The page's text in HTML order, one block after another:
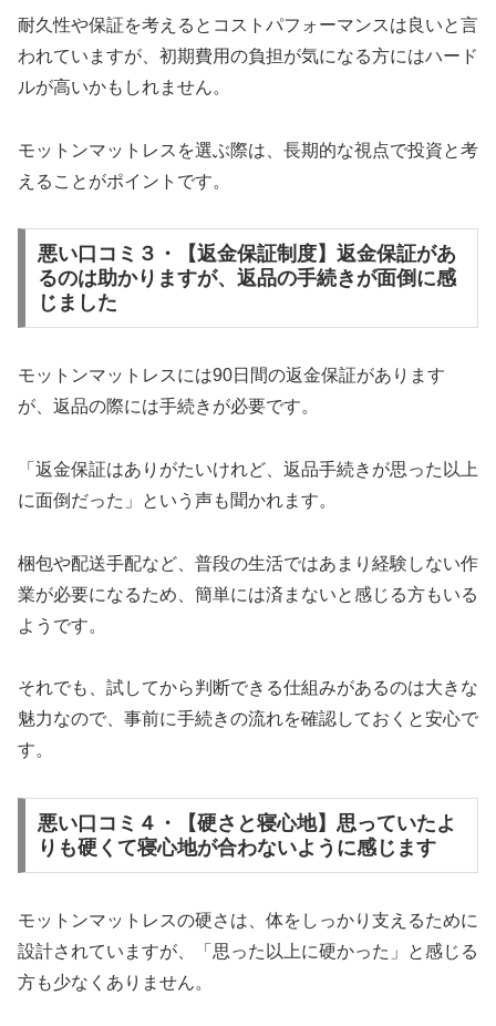
耐久性や保証を考えるとコストパフォーマンスは良いと言
われていますが、初期費用の負担が気になる方にはハード
ルが高いかもしれません。
モットンマットレスを選ぶ際は、長期的な視点で投資と考
えることがポイントです。
悪い口コミ３・【返金保証制度】返金保証があ
るのは助かりますが、返品の手続きが面倒に感
じました
モットンマットレスには90日間の返金保証があります
が、返品の際には手続きが必要です。
「返金保証はありがたいけれど、返品手続きが思った以上
に面倒だった」という声も聞かれます。
梱包や配送手配など、普段の生活ではあまり経験しない作
業が必要になるため、簡単には済まないと感じる方もいる
ようです。
それでも、試してから判断できる仕組みがあるのは大きな
魅力なので、事前に手続きの流れを確認しておくと安心で
す。
悪い口コミ４・【硬さと寝心地】思っていたよ
りも硬くて寝心地が合わないように感じます
モットンマットレスの硬さは、体をしっかり支えるために
設計されていますが、「思った以上に硬かった」と感じる
方も少なくありません。